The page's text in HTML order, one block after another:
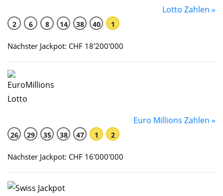
Lotto Zahlen »
2 6 8 14 38 40 1
Nächster Jackpot: CHF 18'200'000
Euro Millions Zahlen »
26 29 35 38 47 1 2
Nächster Jackpot: CHF 16'000'000